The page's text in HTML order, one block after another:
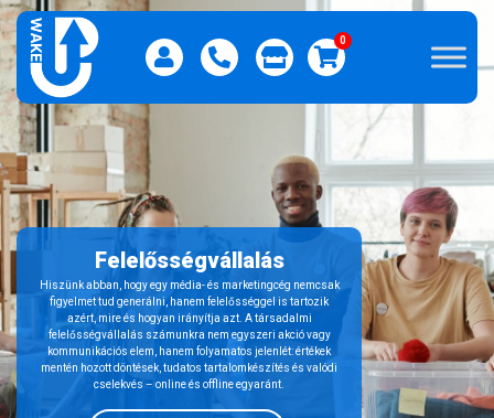
0
Felelősségvállalás
Hiszünk abban, hogy egy média- és marketingcég nemcsak
figyelmet tud generálni, hanem felelősséggel is tartozik
azért, mire és hogyan irányítja azt. A társadalmi
felelősségvállalás számunkra nem egyszeri akció vagy
kommunikációs elem, hanem folyamatos jelenlét: értékek
mentén hozott döntések, tudatos tartalomkészítés és valódi
cselekvés – online és offline egyaránt.